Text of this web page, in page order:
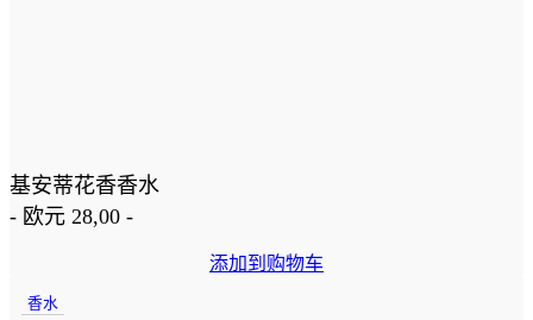
基安蒂花香香水
- 欧元 28,00 -
添加到购物车
香水